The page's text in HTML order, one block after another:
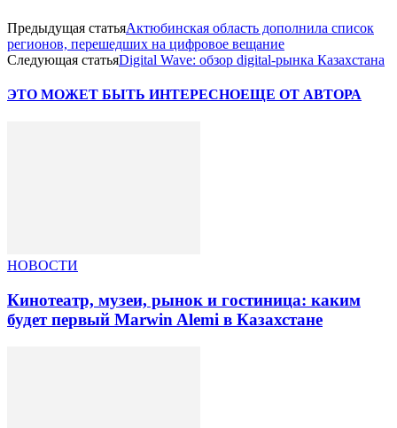
Предыдущая статьяАктюбинская область дополнила список
регионов, перешедших на цифровое вещание
Следующая статьяDigital Wave: обзор digital-рынка Казахстана
ЭТО МОЖЕТ БЫТЬ ИНТЕРЕСНОЕЩЕ ОТ АВТОРА
НОВОСТИ
Кинотеатр, музеи, рынок и гостиница: каким
будет первый Marwin Alemi в Казахстане